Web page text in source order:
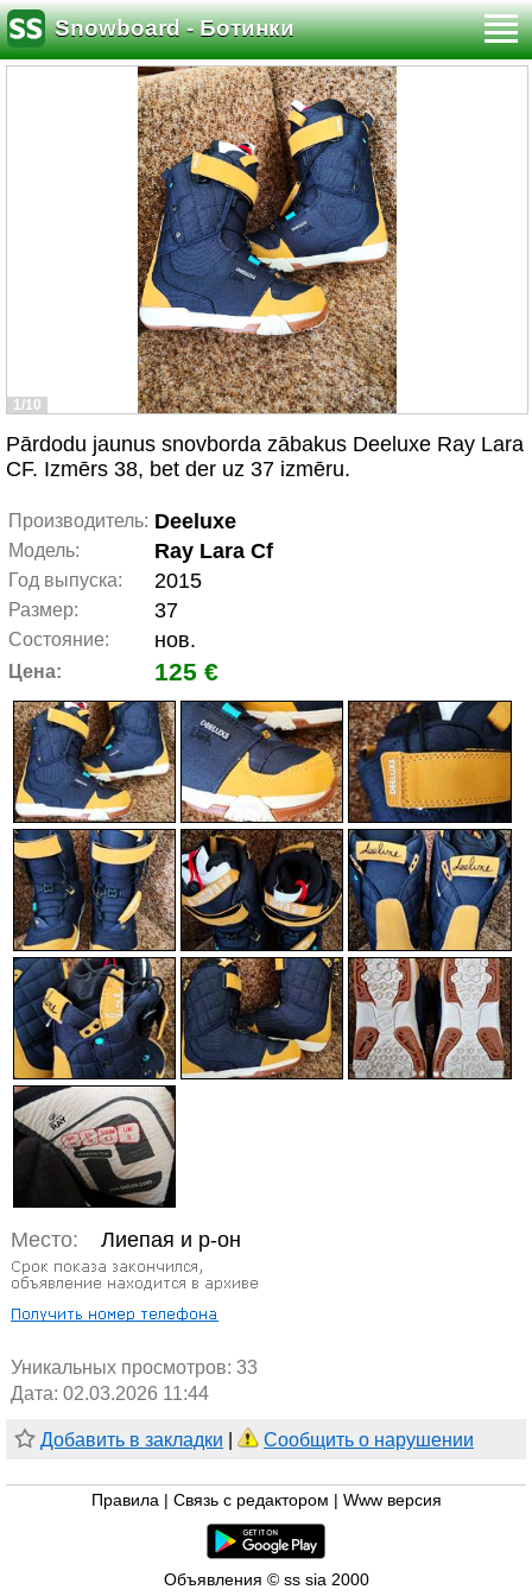
Snowboard - Ботинки
1/10
Pārdodu jaunus snovborda zābakus Deeluxe Ray Lara
CF. Izmērs 38, bet der uz 37 izmēru.
Производитель: Deeluxe
Модель: Ray Lara Cf
Год выпуска: 2015
Размер: 37
Состояние: нов.
Цена: 125 €
Место: Лиепая и р-он
Уникальных просмотров: 33
Дата: 02.03.2026 11:44
Добавить в закладки Сообщить о нарушении
Правила Связь с редактором Www версия
Объявления © ss sia 2000